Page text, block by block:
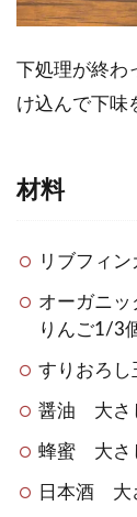
下処理が終わ
け込んで下味
材料
リブフィ
オーガニ
りんご1/3
すりおろ
醤油 大さ
蜂蜜 大さ
日本酒 大